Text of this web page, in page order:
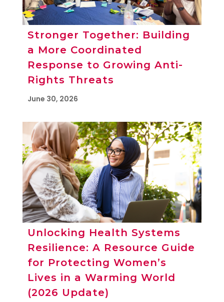
Stronger Together: Building
a More Coordinated
Response to Growing Anti-
Rights Threats
June 30, 2026
Unlocking Health Systems
Resilience: A Resource Guide
for Protecting Women’s
Lives in a Warming World
(2026 Update)